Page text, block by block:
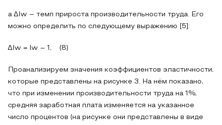
а ∆Iw – темп прироста производительности труда. Его
можно определить по следующему выражению [5]:
∆Iw = Iw – 1, (8)
Проанализируем значения коэффициентов эластичности,
которые представлены на рисунке 3. На нём показано,
что при изменении производительности труда на 1%,
средняя заработная плата изменяется на указанное
число процентов (на рисунке они представлены в виде